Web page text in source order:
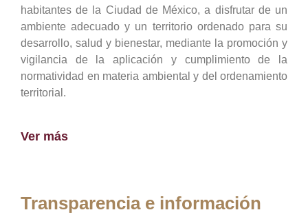
habitantes de la Ciudad de México, a disfrutar de un
ambiente adecuado y un territorio ordenado para su
desarrollo, salud y bienestar, mediante la promoción y
vigilancia de la aplicación y cumplimiento de la
normatividad en materia ambiental y del ordenamiento
territorial.
Ver más
Transparencia e información